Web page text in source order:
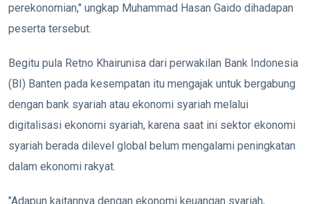
perekonomian," ungkap Muhammad Hasan Gaido dihadapan
peserta tersebut.
Begitu pula Retno Khairunisa dari perwakilan Bank Indonesia
(BI) Banten pada kesempatan itu mengajak untuk bergabung
dengan bank syariah atau ekonomi syariah melalui
digitalisasi ekonomi syariah, karena saat ini sektor ekonomi
syariah berada dilevel global belum mengalami peningkatan
dalam ekonomi rakyat.
"Adapun kaitannya dengan ekonomi keuangan syariah,